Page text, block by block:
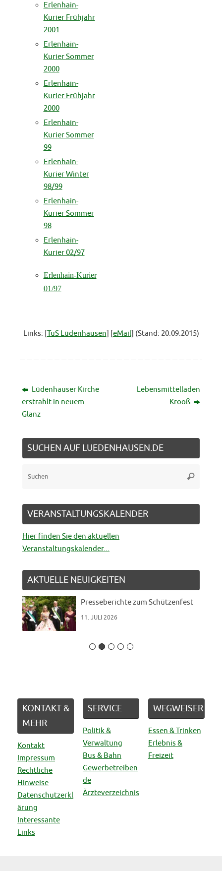
Erlenhain-
Kurier Frühjahr
2001
Erlenhain-
Kurier Sommer
2000
Erlenhain-
Kurier Frühjahr
2000
Erlenhain-
Kurier Sommer
99
Erlenhain-
Kurier Winter
98/99
Erlenhain-
Kurier Sommer
98
Erlenhain-
Kurier 02/97
Erlenhain-Kurier
01/97
Links: [TuS Lüdenhausen] [eMail] (Stand: 20.09.2015)
Lüdenhauser Kirche
erstrahlt in neuem
Glanz
Lebensmittelladen
Krooß
SUCHEN AUF LUEDENHAUSEN.DE
Suchen
VERANSTALTUNGSKALENDER
Hier finden Sie den aktuellen
Veranstaltungskalender...
AKTUELLE NEUIGKEITEN
Presseberichte zum Schützenfest
11. JULI 2026
KONTAKT &
MEHR
Kontakt
Impressum
Rechtliche
Hinweise
Datenschutzerkl
ärung
Interessante
Links
SERVICE
Politik &
Verwaltung
Bus & Bahn
Gewerbetreiben
de
Ärzteverzeichnis
WEGWEISER
Essen & Trinken
Erlebnis &
Freizeit